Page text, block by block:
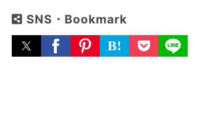
SNS・Bookmark
B!